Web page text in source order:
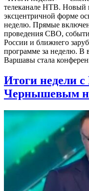
телеканале НТВ.
эксцентричной форме
неделю. Прямые
проведения СВО,
России и ближнего
программе за неделю. В
Варшавы стала
Итоги недели
Чернышевым